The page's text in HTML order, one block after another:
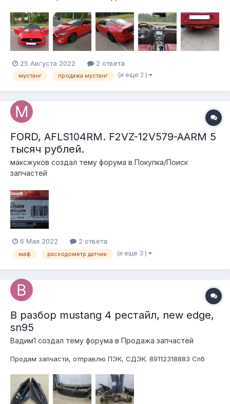
Машина в отличном состоянии! Ничего делать не нужно!
Покупал с пробегом в 35000. Сейчас 67000. Масло и
фильтра менял пять раз! Стоит полностью новая рези...
25 Августа 2022 2 ответа
мустанг продажа мустанг (и еще 2 )
FORD, AFLS104RM. F2VZ-12V579-AARM 5
тысяч рублей.
максжуков создал тему форума в Покупка/Поиск
запчастей
6 Мая 2022 2 ответа
маф расходометр датчик (и еще 3 )
В разбор mustang 4 рестайл, new edge,
sn95
Вадим1 создал тему форума в Продажа запчастей
Продам запчасти, отправлю ПЭК, СДЭК. 89112318883 Спб